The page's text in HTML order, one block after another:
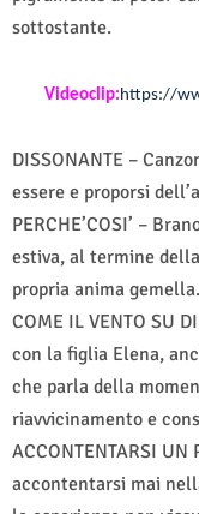
sottostante.
Videoclip:https://
DISSONANTE –
essere e proporsi
PERCHE’COSI’ –
estiva, al termine
propria anima gemella.
COME IL VENTO SU
con la figlia Elena,
che parla della
riavvicinamento e
ACCONTENTARSI
accontentarsi mai